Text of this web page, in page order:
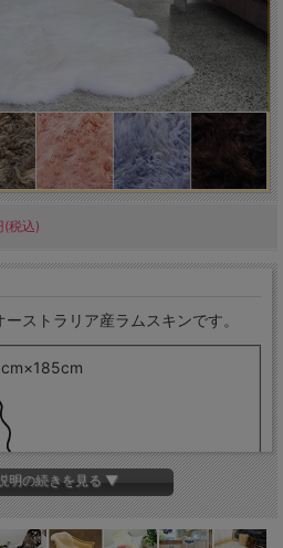
税込)
ストラリア産ラムスキンです。
明の続きを見る ▼